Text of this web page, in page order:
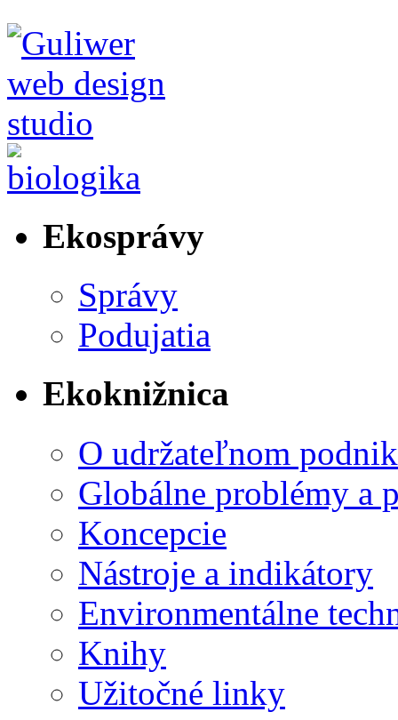
Ekosprávy
Správy
Podujatia
Ekoknižnica
O udržateľnom
Globálne problémy a
Koncepcie
Nástroje a indikátory
Environmentálne
Knihy
Užitočné linky